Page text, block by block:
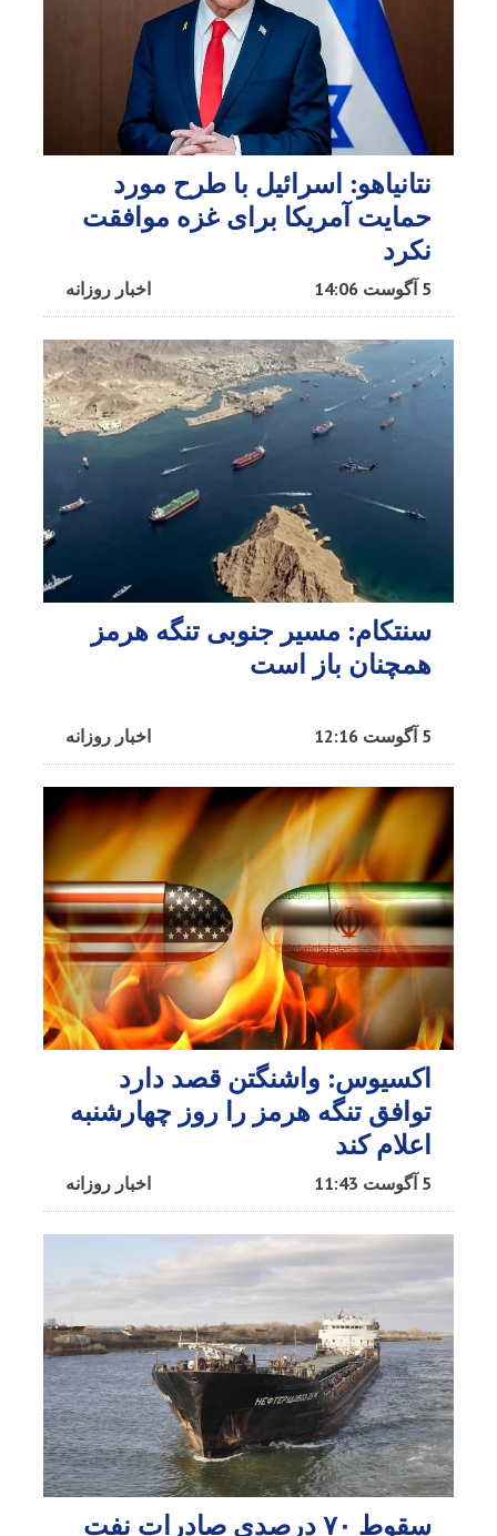
نتانیاهو: اسرائیل با طرح مورد
حمایت آمریکا برای غزه موافقت
نکرد
اخبار روزانه 5 آگوست 14:06
سنتکام: مسیر جنوبی تنگه هرمز
همچنان باز است
اخبار روزانه 5 آگوست 12:16
اکسیوس: واشنگتن قصد دارد
توافق تنگه هرمز را روز چهارشنبه
اعلام کند
اخبار روزانه 5 آگوست 11:43
سقوط ۷۰ درصدی صادرات نفت